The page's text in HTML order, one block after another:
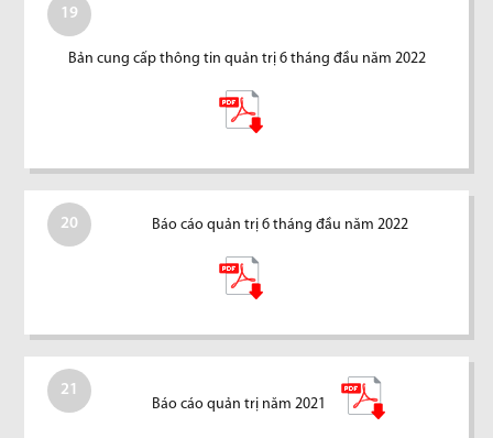
19
Bản cung cấp thông tin quản trị 6 tháng đầu năm 2022
20 Báo cáo quản trị 6 tháng đầu năm 2022
21
Báo cáo quản trị năm 2021